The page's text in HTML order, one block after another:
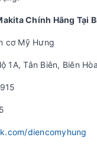
Chính Hãng Tại
cơ Mỹ Hưng
1A, Tân Biên, Biên
diencomyhung